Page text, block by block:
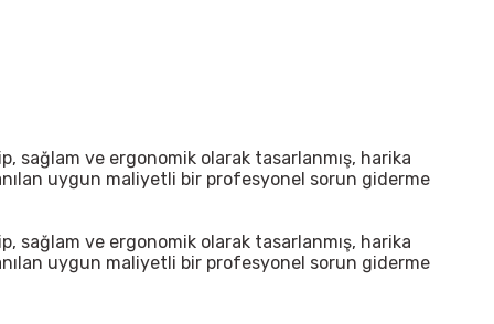
sağlam ve ergonomik olarak tasarlanmış, harika
uygun maliyetli bir profesyonel sorun giderme
sağlam ve ergonomik olarak tasarlanmış, harika
uygun maliyetli bir profesyonel sorun giderme